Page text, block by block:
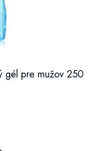
gél pre mužov 250